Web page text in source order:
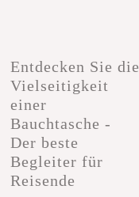
Entdecken Sie die
Vielseitigkeit
einer
Bauchtasche -
Der beste
Begleiter für
Reisende